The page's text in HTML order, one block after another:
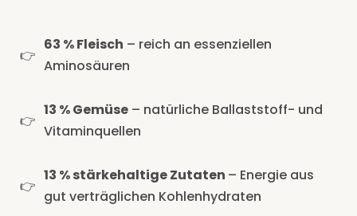
63 % Fleisch – reich an essenziellen
Aminosäuren
13 % Gemüse – natürliche Ballaststoff- und
Vitaminquellen
13 % stärkehaltige Zutaten – Energie aus
gut verträglichen Kohlenhydraten